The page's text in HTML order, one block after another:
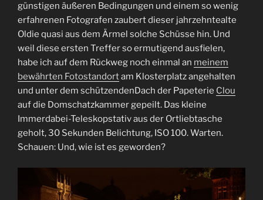
günstigen äußeren Bedingungen und einem so wenig
erfahrenen Fotografen zaubert dieser jahrzehntealte
Oldie quasi aus dem Ärmel solche Schüsse hin. Und
weil diese ersten Treffer so ermutigend ausfielen,
habe ich auf dem Rückweg noch einmal an meinem
bewährten Fotostandortam Klosterplatz angehalten
und unter dem schützendenDach der Papeterie Clou
auf die Domschatzkammer gepeilt. Das kleine
Immerdabei-Teleskopstativ aus der Ortliebtasche
geholt, 30 Sekunden Belichtung, ISO 100. Warten.
Schauen: Und, wie ist es geworden?